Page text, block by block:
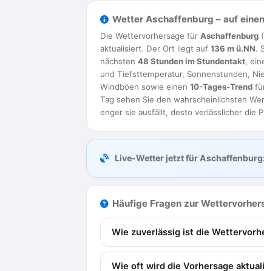
Wetter Aschaffenburg – auf
Die Wettervorhersage für Aschaffenburg
aktualisiert. Der Ort liegt auf 136 m ü.NN.
nächsten 48 Stunden im Stundentakt,
und Tiefsttemperatur, Sonnenstunden,
Windböen sowie einen 10-Tages-Trend
Tag sehen Sie den wahrscheinlichsten
enger sie ausfällt, desto verlässlicher die
Live-Wetter jetzt für
Häufige Fragen zur
Wie zuverlässig ist die
Wie oft wird die Vorhersage